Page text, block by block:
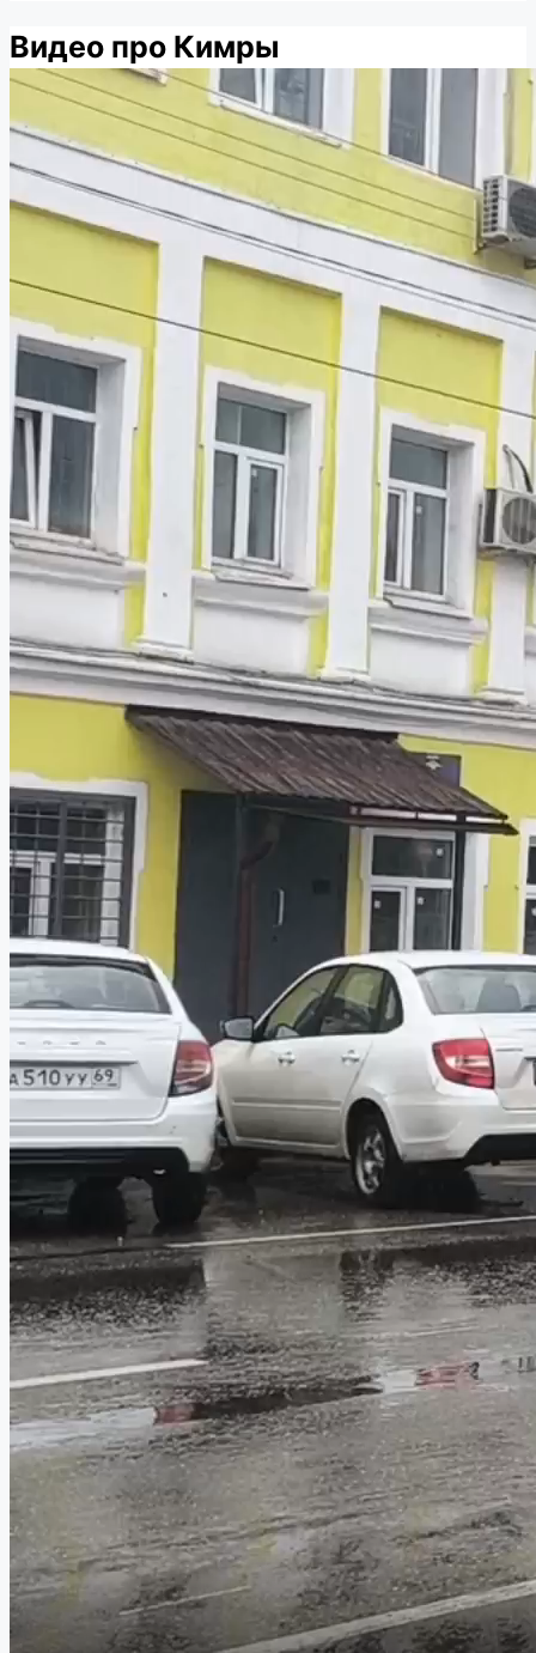
Видео про Кимры